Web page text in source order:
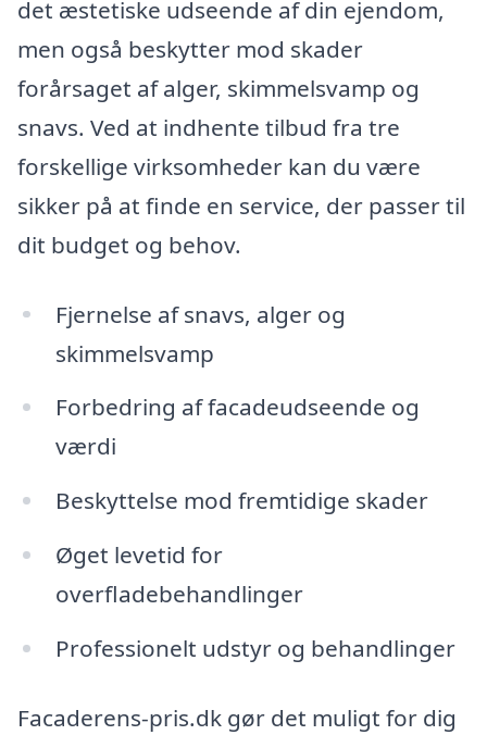
det æstetiske udseende af din ejendom,
men også beskytter mod skader
forårsaget af alger, skimmelsvamp og
snavs. Ved at indhente tilbud fra tre
forskellige virksomheder kan du være
sikker på at finde en service, der passer til
dit budget og behov.
Fjernelse af snavs, alger og
skimmelsvamp
Forbedring af facadeudseende og
værdi
Beskyttelse mod fremtidige skader
Øget levetid for
overfladebehandlinger
Professionelt udstyr og behandlinger
Facaderens-pris.dk gør det muligt for dig